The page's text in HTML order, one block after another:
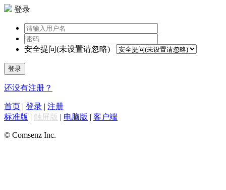
登录
安全提问(未设置请忽略)
登录
还没有注册？
首页 | 登录 | 注册
标准版 | 触屏版 | 电脑版 | 客户端
© Comsenz Inc.